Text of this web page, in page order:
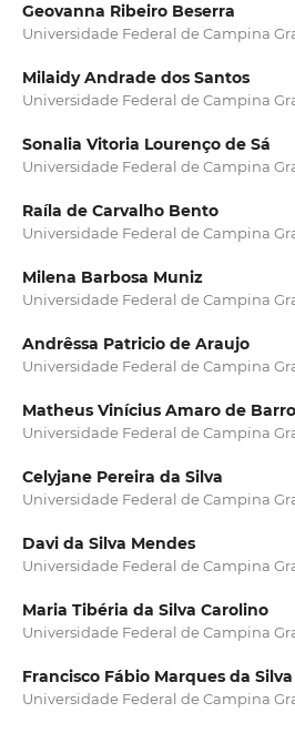
Geovanna Ribeiro Beserra
Universidade Federal de Campina
Milaidy Andrade dos Santos
Universidade Federal de Campina
Sonalia Vitoria Lourenço de Sá
Universidade Federal de Campina
Raíla de Carvalho Bento
Universidade Federal de Campina
Milena Barbosa Muniz
Universidade Federal de Campina
Andrêssa Patricio de Araujo
Universidade Federal de Campina
Matheus Vinícius Amaro de
Universidade Federal de Campina
Celyjane Pereira da Silva
Universidade Federal de Campina
Davi da Silva Mendes
Universidade Federal de Campina
Maria Tibéria da Silva Carolino
Universidade Federal de Campina
Francisco Fábio Marques da Silva
Universidade Federal de Campina